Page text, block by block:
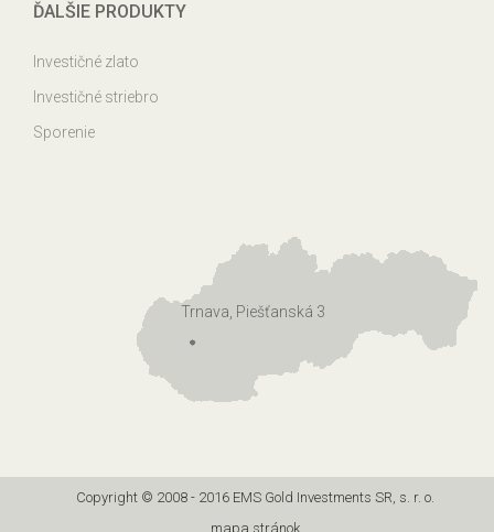
ĎALŠIE PRODUKTY
Investičné zlato
Investičné striebro
Sporenie
Trnava, Piešťanská 3
Copyright © 2008 - 2016 EMS Gold Investments SR, s. r. o.
mapa stránok